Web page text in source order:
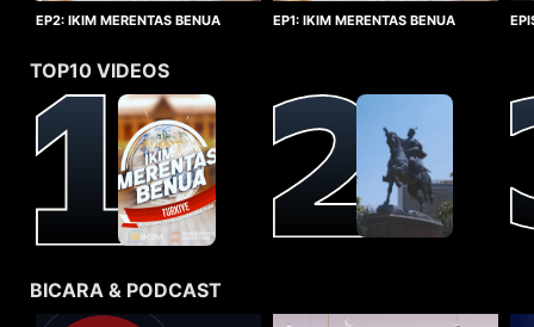
EP2: IKIM MERENTAS BENUA
EP1: IKIM MERENTAS BENUA
TOP10 VIDEOS
BICARA & PODCAST